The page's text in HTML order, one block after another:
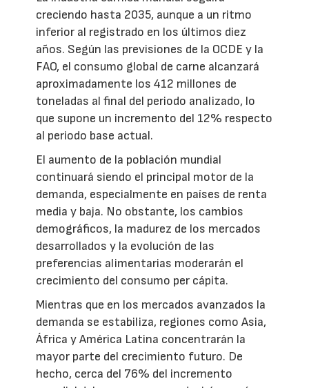
creciendo hasta 2035, aunque a un ritmo
inferior al registrado en los últimos diez
años. Según las previsiones de la OCDE y la
FAO, el consumo global de carne alcanzará
aproximadamente los 412 millones de
toneladas al final del periodo analizado, lo
que supone un incremento del 12% respecto
al periodo base actual.
El aumento de la población mundial
continuará siendo el principal motor de la
demanda, especialmente en países de renta
media y baja. No obstante, los cambios
demográficos, la madurez de los mercados
desarrollados y la evolución de las
preferencias alimentarias moderarán el
crecimiento del consumo per cápita.
Mientras que en los mercados avanzados la
demanda se estabiliza, regiones como Asia,
África y América Latina concentrarán la
mayor parte del crecimiento futuro. De
hecho, cerca del 76% del incremento